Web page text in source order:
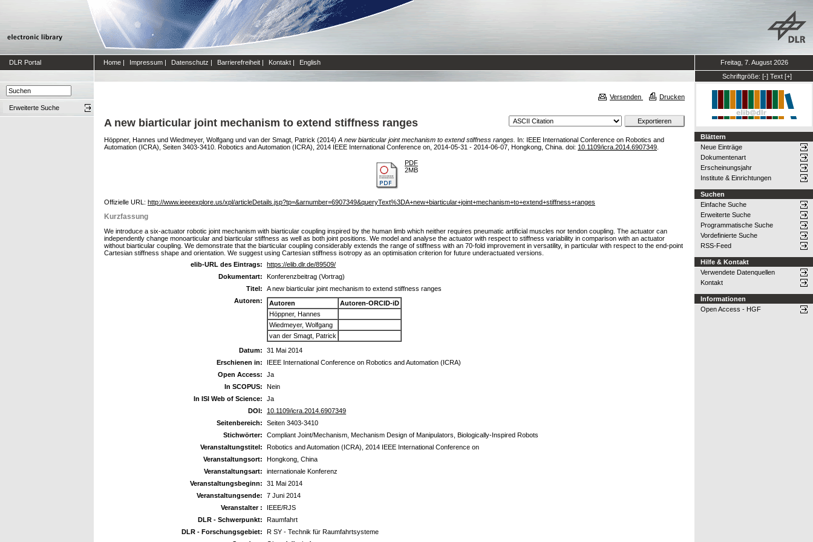
DLR Portal Home | Impressum | Datenschutz | Barrierefreiheit | Kontakt | English
Freitag, 7. August 2026
Schriftgröße: [-] Text [+]
Erweiterte Suche
Versenden Drucken
A new biarticular joint mechanism to extend stiffness ranges
Höppner, Hannes und Wiedmeyer, Wolfgang und van der Smagt, Patrick (2014) A new biarticular joint mechanism to extend stiffness ranges. In: IEEE International Conference on Robotics and
Automation (ICRA), Seiten 3403-3410. Robotics and Automation (ICRA), 2014 IEEE International Conference on, 2014-05-31 - 2014-06-07, Hongkong, China. doi: 10.1109/icra.2014.6907349
PDF
2MB
Offizielle URL: http://www.ieeeexplore.us/xpl/articleDetails.jsp?tp=&arnumber=6907349&queryText%3DA+new+biarticular+joint+mechanism+to+extend+stiffness+ranges
Kurzfassung
We introduce a six-actuator robotic joint mechanism with biarticular coupling inspired by the human limb which neither requires pneumatic artificial muscles nor tendon coupling. The actuator can
independently change monoarticular and biarticular stiffness as well as both joint positions. We model and analyse the actuator with respect to stiffness variability in comparison with an actuator
without biarticular coupling. We demonstrate that the biarticular coupling considerably extends the range of stiffness with an 70-fold improvement in versatility, in particular with respect to the end-point
Cartesian stiffness shape and orientation. We suggest using Cartesian stiffness isotropy as an optimisation criterion for future underactuated versions.
elib-URL des Eintrags:
https://elib.dlr.de/89509/
Dokumentart:
Konferenzbeitrag (Vortrag)
Titel:
A new biarticular joint mechanism to extend stiffness ranges
Autoren:
Autoren
Autoren-ORCID-iD
Höppner, Hannes
Wiedmeyer, Wolfgang
van der Smagt, Patrick
Datum:
31 Mai 2014
Erschienen in:
IEEE International Conference on Robotics and Automation (ICRA)
Open Access:
Ja
In SCOPUS:
Nein
In ISI Web of Science:
Ja
DOI:
10.1109/icra.2014.6907349
Seitenbereich:
Seiten 3403-3410
Stichwörter:
Compliant Joint/Mechanism, Mechanism Design of Manipulators, Biologically-Inspired Robots
Veranstaltungstitel:
Robotics and Automation (ICRA), 2014 IEEE International Conference on
Veranstaltungsort:
Hongkong, China
Veranstaltungsart:
internationale Konferenz
Veranstaltungsbeginn:
31 Mai 2014
Veranstaltungsende:
7 Juni 2014
Veranstalter :
IEEE/RJS
DLR - Schwerpunkt:
Raumfahrt
DLR - Forschungsgebiet:
R SY - Technik für Raumfahrtsysteme
Blättern
Neue Einträge
Dokumentenart
Erscheinungsjahr
Institute & Einrichtungen
Suchen
Einfache Suche
Erweiterte Suche
Programmatische Suche
Vordefinierte Suche
RSS-Feed
Hilfe & Kontakt
Verwendete Datenquellen
Kontakt
Informationen
Open Access - HGF